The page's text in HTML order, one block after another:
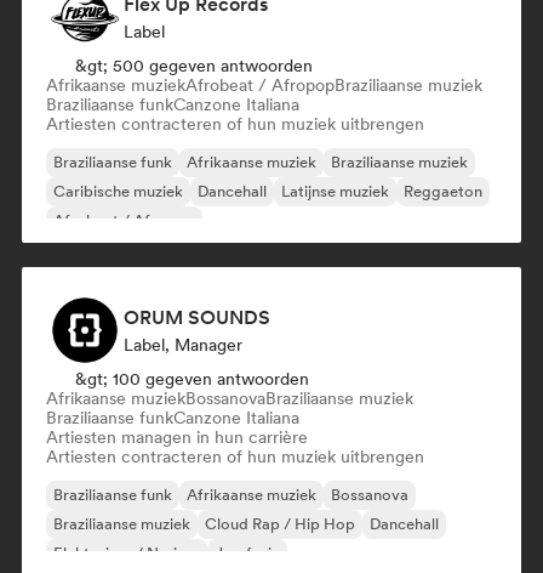
Label
&gt; 500 gegeven antwoorden
Afrikaanse muziekAfrobeat / AfropopBraziliaanse muziek
Braziliaanse funkCanzone Italiana
Artiesten contracteren of hun muziek uitbrengen
Braziliaanse funk Afrikaanse muziek
Braziliaanse muziek
Caribische muziek
Dancehall Latijnse muziek
Reggaeton
Afrobeat / Afropop
ORUM SOUNDS
Label, Manager
&gt; 100 gegeven antwoorden
Afrikaanse muziekBossanovaBraziliaanse muziek
Braziliaanse funkCanzone Italiana
Artiesten managen in hun carrière
Artiesten contracteren of hun muziek uitbrengen
Braziliaanse funk Afrikaanse muziek
Bossanova
Braziliaanse muziek
Cloud Rap / Hip Hop
Dancehall
Elektrojazz / Nu-jazz
Jazzfusie